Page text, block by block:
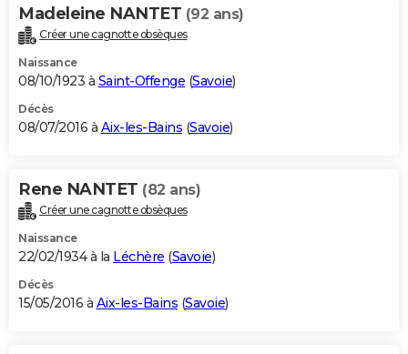
Madeleine NANTET (92 ans)
Créer une cagnotte obsèques
Naissance
08/10/1923 à Saint-Offenge (Savoie)
Décès
08/07/2016 à Aix-les-Bains (Savoie)
Rene NANTET (82 ans)
Créer une cagnotte obsèques
Naissance
22/02/1934 à la Léchère (Savoie)
Décès
15/05/2016 à Aix-les-Bains (Savoie)